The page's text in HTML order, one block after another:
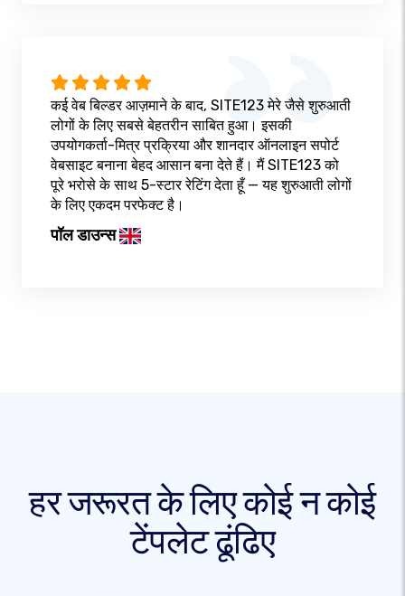
कई वेब बिल्डर आज़माने के बाद, SITE123 मेरे जैसे शुरुआती
लोगों के लिए सबसे बेहतरीन साबित हुआ। इसकी
उपयोगकर्ता-मित्र प्रक्रिया और शानदार ऑनलाइन सपोर्ट
वेबसाइट बनाना बेहद आसान बना देते हैं। मैं SITE123 को
पूरे भरोसे के साथ 5-स्टार रेटिंग देता हूँ — यह शुरुआती लोगों
के लिए एकदम परफेक्ट है।
पॉल डाउन्स
हर जरूरत के लिए कोई न कोई
टेंपलेट ढूंढिए